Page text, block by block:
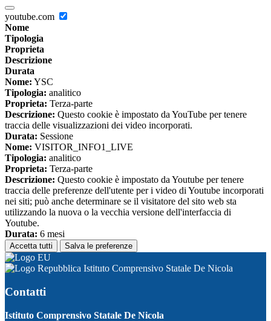
youtube.com
Nome
Tipologia
Proprieta
Descrizione
Durata
Nome: YSC
Tipologia: analitico
Proprieta: Terza-parte
Descrizione: Questo cookie è impostato da YouTube per tenere
traccia delle visualizzazioni dei video incorporati.
Durata: Sessione
Nome: VISITOR_INFO1_LIVE
Tipologia: analitico
Proprieta: Terza-parte
Descrizione: Questo cookie è impostato da Youtube per tenere
traccia delle preferenze dell'utente per i video di Youtube incorporati
nei siti; può anche determinare se il visitatore del sito web sta
utilizzando la nuova o la vecchia versione dell'interfaccia di
Youtube.
Durata: 6 mesi
Accetta tutti Salva le preferenze
Istituto Comprensivo Statale De Nicola
Contatti
Istituto Comprensivo Statale De Nicola